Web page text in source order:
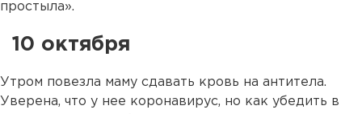
простыла».
10 октября
Утром повезла маму сдавать кровь на антитела.
Уверена, что у нее коронавирус, но как убедить в